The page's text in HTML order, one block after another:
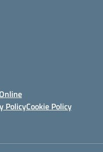
PolicyCookie Policy